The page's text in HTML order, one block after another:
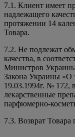
7.1. Клиент имеет
надлежащего
протяжении 14
Товара.
7.2. Не подлежат
качества, в
Министров
Закона Украины «О
19.03.1994г. № 172,
лекарственные
парфюмерно-
7.3. Возврат Товара